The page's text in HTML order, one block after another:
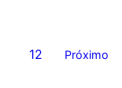
12 Próximo